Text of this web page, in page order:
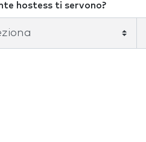
hostess ti servono?